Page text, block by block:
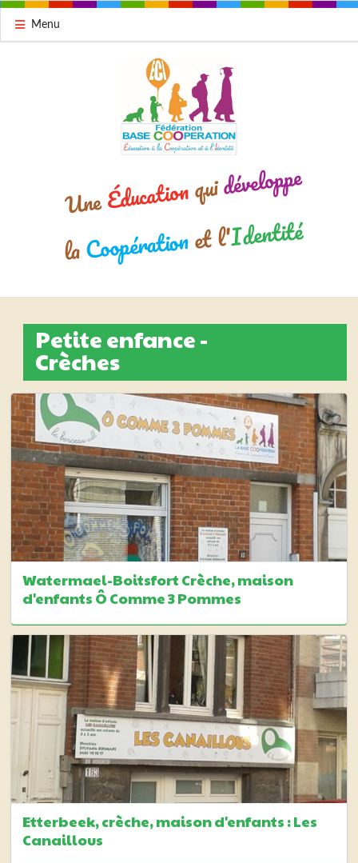
UneÉducationquidéveloppe
laCoopérationet l'Identité
Menu
Petite enfance -
Crèches
Watermael-Boitsfort Crèche, maison
d'enfants Ô Comme 3 Pommes
Etterbeek, crèche, maison d'enfants : Les
Canaillous